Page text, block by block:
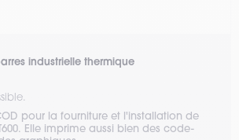
industrielle thermique
pour la fourniture et l'installation de
Elle imprime aussi bien des code-